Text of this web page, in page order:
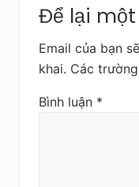
Để lại
Email của bạn
khai. Các
Bình luận *